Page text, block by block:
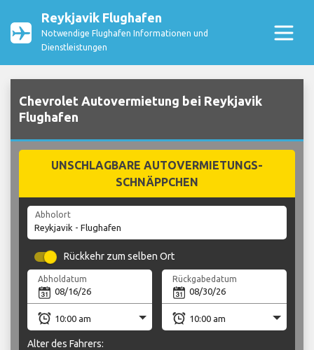
Reykjavik Flughafen
Notwendige Flughafen Informationen und
Dienstleistungen
Chevrolet Autovermietung bei Reykjavik
Flughafen
UNSCHLAGBARE AUTOVERMIETUNGS-
SCHNÄPPCHEN
Abholort
Rückkehr zum selben Ort
Abholdatum Rückgabedatum
Alter des Fahrers: